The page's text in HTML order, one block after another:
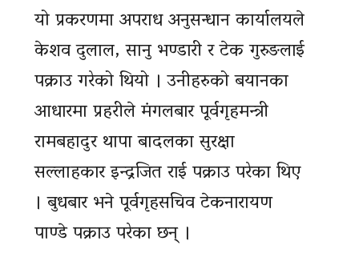
यो प्रकरणमा अपराध अनुसन्धान कार्यालयले
केशव दुलाल, सानु भण्डारी र टेक गुरुङलाई
पक्राउ गरेको थियो । उनीहरुको बयानका
आधारमा प्रहरीले मंगलबार पूर्वगृहमन्त्री
रामबहादुर थापा बादलका सुरक्षा
सल्लाहकार इन्द्रजित राई पक्राउ परेका थिए
। बुधबार भने पूर्वगृहसचिव टेकनारायण
पाण्डे पक्राउ परेका छन् ।